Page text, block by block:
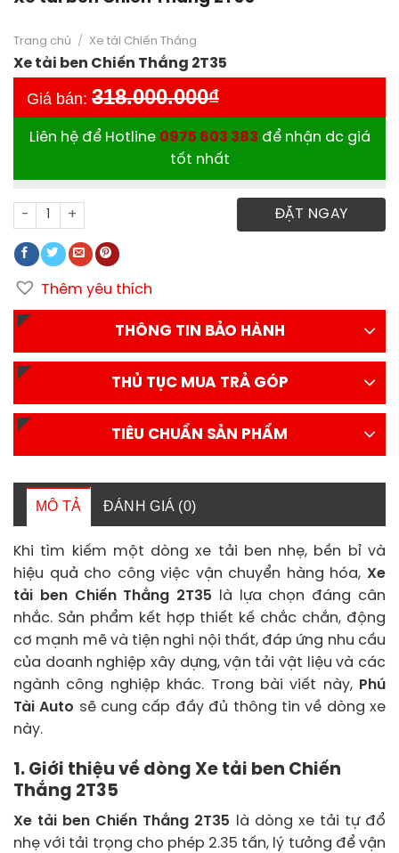
Trang chủ / Xe tải Chiến Thắng
Xe tải ben Chiến Thắng 2T35
Giá bán: 318.000.000₫
Liên hệ để Hotline 0975 603 383 để nhận dc giá
tốt nhất
Xe tải ben Chiến Thắng 2T35 số lượng ĐẶT NGAY
Thêm yêu thích
THÔNG TIN BẢO HÀNH
THỦ TỤC MUA TRẢ GÓP
TIÊU CHUẨN SẢN PHẨM
MÔ TẢ ĐÁNH GIÁ (0)
Khi tìm kiếm một dòng xe tải ben nhẹ, bền bỉ và
hiệu quả cho công việc vận chuyển hàng hóa, Xe
tải ben Chiến Thắng 2T35 là lựa chọn đáng cân
nhắc. Sản phẩm kết hợp thiết kế chắc chắn, động
cơ mạnh mẽ và tiện nghi nội thất, đáp ứng nhu cầu
của doanh nghiệp xây dựng, vận tải vật liệu và các
ngành công nghiệp khác. Trong bài viết này, Phú
Tài Auto sẽ cung cấp đầy đủ thông tin về dòng xe
này.
1. Giới thiệu về dòng Xe tải ben Chiến
Thắng 2T35
Xe tải ben Chiến Thắng 2T35 là dòng xe tải tự đổ
nhẹ với tải trọng cho phép 2.35 tấn, lý tưởng để vận